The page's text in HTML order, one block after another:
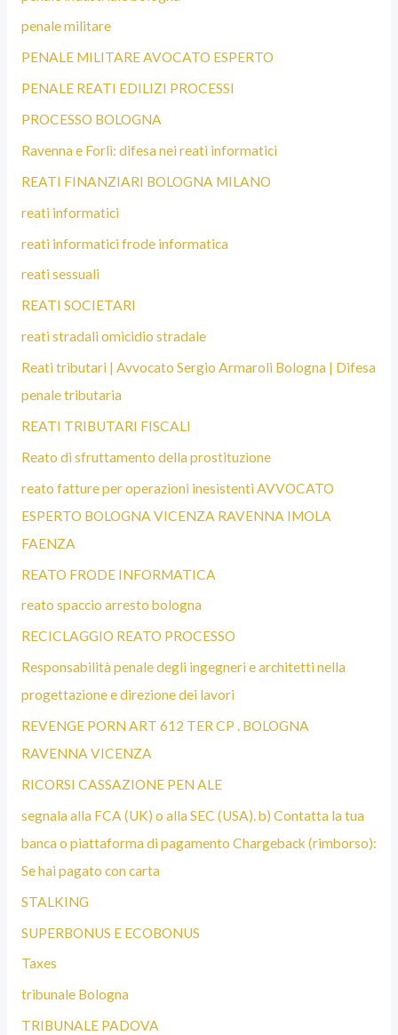
penale militare
PENALE MILITARE AVOCATO ESPERTO
PENALE REATI EDILIZI PROCESSI
PROCESSO BOLOGNA
Ravenna e Forlì: difesa nei reati informatici
REATI FINANZIARI BOLOGNA MILANO
reati informatici
reati informatici frode informatica
reati sessuali
REATI SOCIETARI
reati stradali omicidio stradale
Reati tributari | Avvocato Sergio Armaroli Bologna | Difesa
penale tributaria
REATI TRIBUTARI FISCALI
Reato di sfruttamento della prostituzione
reato fatture per operazioni inesistenti AVVOCATO
ESPERTO BOLOGNA VICENZA RAVENNA IMOLA
FAENZA
REATO FRODE INFORMATICA
reato spaccio arresto bologna
RECICLAGGIO REATO PROCESSO
Responsabilità penale degli ingegneri e architetti nella
progettazione e direzione dei lavori
REVENGE PORN ART 612 TER CP . BOLOGNA
RAVENNA VICENZA
RICORSI CASSAZIONE PEN ALE
segnala alla FCA (UK) o alla SEC (USA). b) Contatta la tua
banca o piattaforma di pagamento Chargeback (rimborso):
Se hai pagato con carta
STALKING
SUPERBONUS E ECOBONUS
Taxes
tribunale Bologna
TRIBUNALE PADOVA